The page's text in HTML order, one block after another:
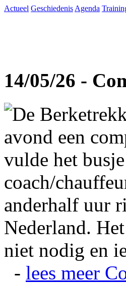
Actueel Geschiedenis Agenda
14/05/26 -
De
avond een
vulde het
coach/
anderhalf uur
Nederland.
niet nodig en
- lees meer